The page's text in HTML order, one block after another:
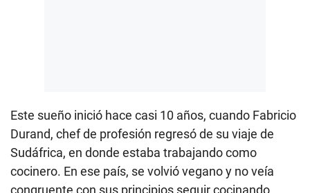
Este sueño inició hace casi 10 años, cuando Fabricio
Durand, chef de profesión regresó de su viaje de
Sudáfrica, en donde estaba trabajando como
cocinero. En ese país, se volvió vegano y no veía